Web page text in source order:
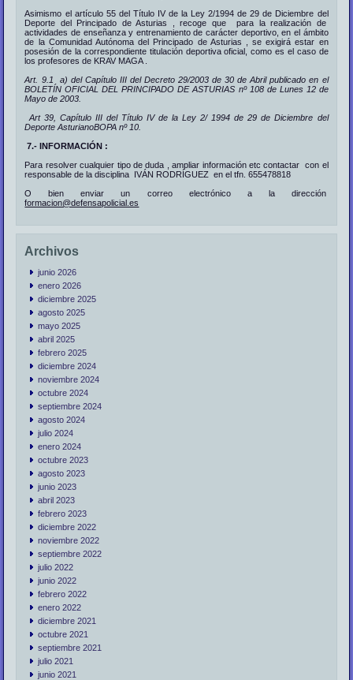
Asimismo el artículo 55 del Título IV de la Ley 2/1994 de 29 de Diciembre del
Deporte del Principado de Asturias , recoge que para la realización de
actividades de enseñanza y entrenamiento de carácter deportivo, en el ámbito
de la Comunidad Autónoma del Principado de Asturias , se exigirá estar en
posesión de la correspondiente titulación deportiva oficial, como es el caso de
los profesores de KRAV MAGA .
Art. 9.1 a) del Capítulo III del Decreto 29/2003 de 30 de Abril publicado en el
BOLETÍN OFICIAL DEL PRINCIPADO DE ASTURIAS nº 108 de Lunes 12 de
Mayo de 2003.
Art 39, Capítulo III del Título IV de la Ley 2/ 1994 de 29 de Diciembre del
Deporte AsturianoBOPA nº 10.
7.- INFORMACIÓN :
Para resolver cualquier tipo de duda , ampliar información etc contactar con el
responsable de la disciplina IVÁN RODRÍGUEZ en el tfn. 655478818
O bien enviar un correo electrónico a la dirección
formacion@defensapolicial.es
Archivos
junio 2026
enero 2026
diciembre 2025
agosto 2025
mayo 2025
abril 2025
febrero 2025
diciembre 2024
noviembre 2024
octubre 2024
septiembre 2024
agosto 2024
julio 2024
enero 2024
octubre 2023
agosto 2023
junio 2023
abril 2023
febrero 2023
diciembre 2022
noviembre 2022
septiembre 2022
julio 2022
junio 2022
febrero 2022
enero 2022
diciembre 2021
octubre 2021
septiembre 2021
julio 2021
junio 2021